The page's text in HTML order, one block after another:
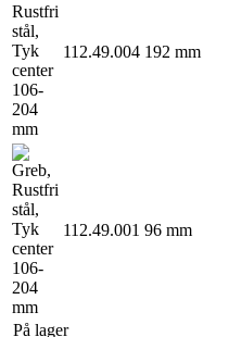
112.49.004 192 mm
112.49.001 96 mm
På lager